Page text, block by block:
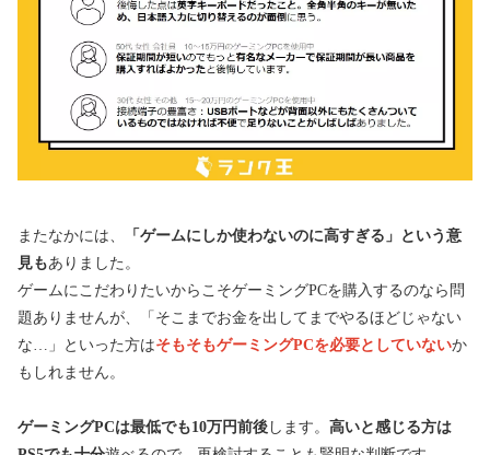
またなかには、
「ゲームにしか使わないのに高すぎる」という意
見もありました。
ゲームにこだわりたいからこそゲーミングPCを購入するのなら問
題ありませんが、「そこまでお金を出してまでやるほどじゃない
な…」といった方はそもそもゲーミングPCを必要としていないか
もしれません。
ゲーミングPCは最低でも10万円前後 します。 高いと感じる方は